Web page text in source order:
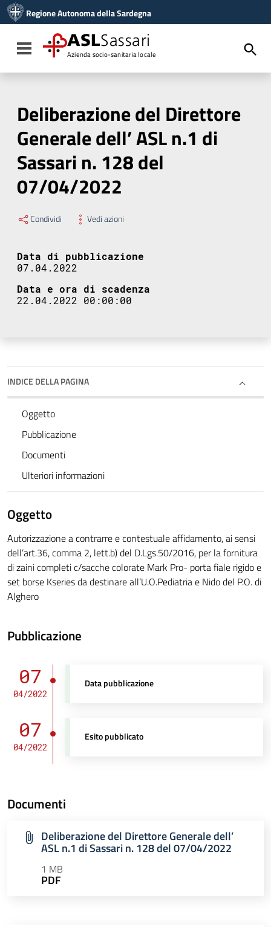
Vai al menu di navigazione
Vai al footer
Regione Autonoma della Sardegna
Toggle navigation
ASLSassari
Azienda socio-sanitaria locale
Deliberazione del Direttore
Generale dell’ ASL n.1 di
Sassari n. 128 del
07/04/2022
Condividi Vedi azioni
Data di pubblicazione
07.04.2022
Data e ora di scadenza
22.04.2022 00:00:00
INDICE DELLA PAGINA
Oggetto
Pubblicazione
Documenti
Ulteriori informazioni
Oggetto
Autorizzazione a contrarre e contestuale affidamento, ai sensi
dell’art.36, comma 2, lett.b) del D.Lgs.50/2016, per la fornitura
di zaini completi c/sacche colorate Mark Pro- porta fiale rigido e
set borse Kseries da destinare all’U.O.Pediatria e Nido del P.O. di
Alghero
Pubblicazione
07
04/2022
Data pubblicazione
07
04/2022
Esito pubblicato
Documenti
Deliberazione del Direttore Generale dell’
ASL n.1 di Sassari n. 128 del 07/04/2022
1 MB
PDF